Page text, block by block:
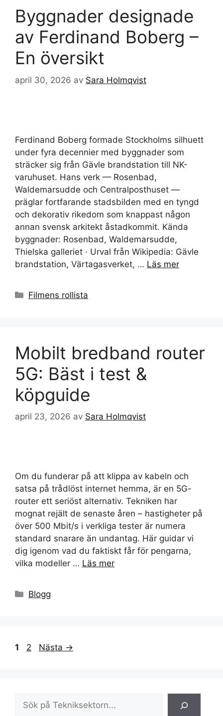
Byggnader designade
av Ferdinand Boberg –
En översikt
april 30, 2026 av Sara Holmqvist
Ferdinand Boberg formade Stockholms silhuett
under fyra decennier med byggnader som
sträcker sig från Gävle brandstation till NK-
varuhuset. Hans verk — Rosenbad,
Waldemarsudde och Centralposthuset —
präglar fortfarande stadsbilden med en tyngd
och dekorativ rikedom som knappast någon
annan svensk arkitekt åstadkommit. Kända
byggnader: Rosenbad, Waldemarsudde,
Thielska galleriet · Urval från Wikipedia: Gävle
brandstation, Värtagasverket, … Läs mer
Kategorier
Filmens rollista
Mobilt bredband router
5G: Bäst i test &
köpguide
april 23, 2026 av Sara Holmqvist
Om du funderar på att klippa av kabeln och
satsa på trådlöst internet hemma, är en 5G-
router ett seriöst alternativ. Tekniken har
mognat rejält de senaste åren – hastigheter på
över 500 Mbit/s i verkliga tester är numera
standard snarare än undantag. Här guidar vi
dig igenom vad du faktiskt får för pengarna,
vilka modeller … Läs mer
Kategorier
Blogg
Sida
1 Sida
2 Nästa →
Sök